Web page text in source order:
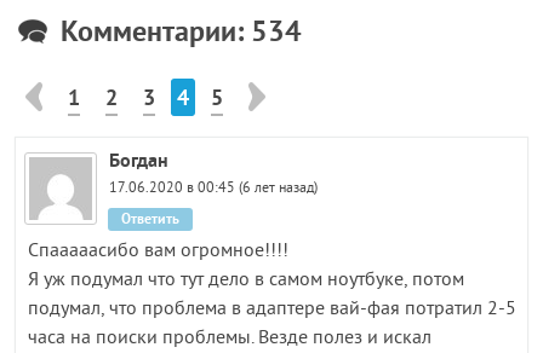
Комментарии: 534
1 2 3 4 5
Богдан
17.06.2020 в 00:45 (6 лет назад)
Спааааасибо вам огромное!!!!
Я уж подумал что тут дело в самом ноутбуке, потом
подумал, что проблема в адаптере вай-фая потратил 2-5
часа на поиски проблемы. Везде полез и искал
Ответить